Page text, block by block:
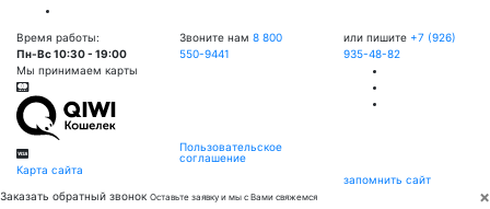
Время работы:
Пн-Вс 10:30 - 19:00
Мы принимаем карты
Карта сайта
Звоните нам 8 800
550-9441
Пользовательское
соглашение
или пишите +7 (926)
935-48-82
запомнить сайт
×
Заказать обратный звонок Оставьте заявку и мы с Вами свяжемся